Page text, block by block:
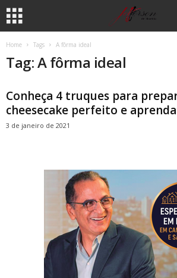
Home Tags A fôrma ideal
Tag: A fôrma ideal
Conheça 4 truques para
cheesecake perfeito e aprenda
3 de janeiro de 2021